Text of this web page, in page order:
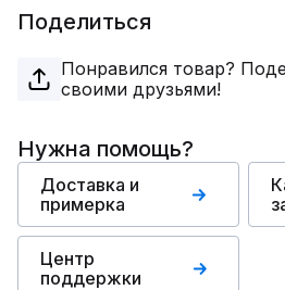
Поделиться
Понравился товар?
своими друзьями!
Нужна помощь?
Доставка и
примерка
Центр
поддержки